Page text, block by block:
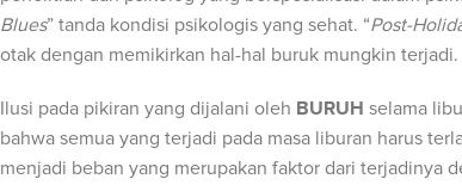
Blues” tanda kondisi psikologis yang sehat. “Post-
otak dengan memikirkan hal-hal buruk mungkin terjadi.
Ilusi pada pikiran yang dijalani oleh BURUH selama
bahwa semua yang terjadi pada masa liburan harus
menjadi beban yang merupakan faktor dari terjadinya